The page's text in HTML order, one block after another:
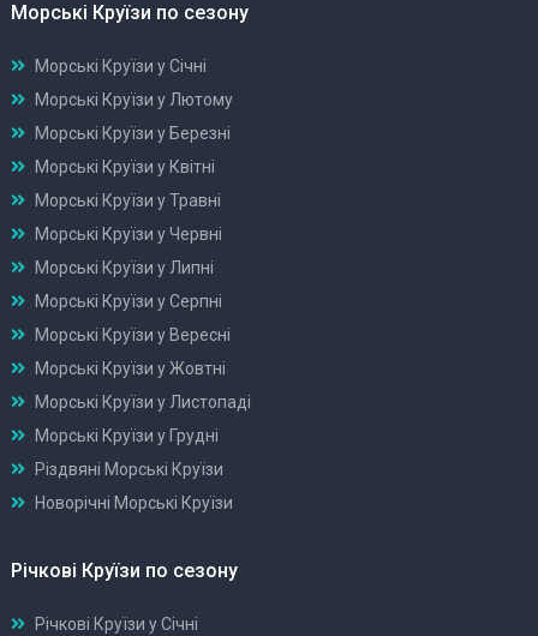
Морські Круїзи по сезону
Морські Круїзи у Січні
Морські Круїзи у Лютому
Морські Круїзи у Березні
Морські Круїзи у Квітні
Морські Круїзи у Травні
Морські Круїзи у Червні
Морські Круїзи у Липні
Морські Круїзи у Серпні
Морські Круїзи у Вересні
Морські Круїзи у Жовтні
Морські Круїзи у Листопаді
Морські Круїзи у Грудні
Різдвяні Морські Круїзи
Новорічні Морські Круїзи
Річкові Круїзи по сезону
Річкові Круїзи у Січні